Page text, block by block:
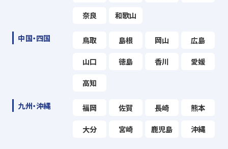
奈良 和歌山
中国・四国 鳥取 島根 岡山 広島
山口 徳島 香川 愛媛
高知
九州・沖縄 福岡 佐賀 長崎 熊本
大分 宮崎 鹿児島 沖縄